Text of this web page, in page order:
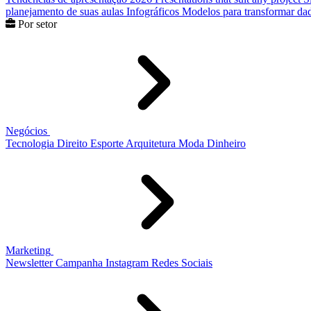
planejamento de suas aulas Infográficos Modelos para transformar
Por setor
Negócios
Tecnologia Direito Esporte Arquitetura Moda Dinheiro
Marketing
Newsletter Campanha Instagram Redes Sociais